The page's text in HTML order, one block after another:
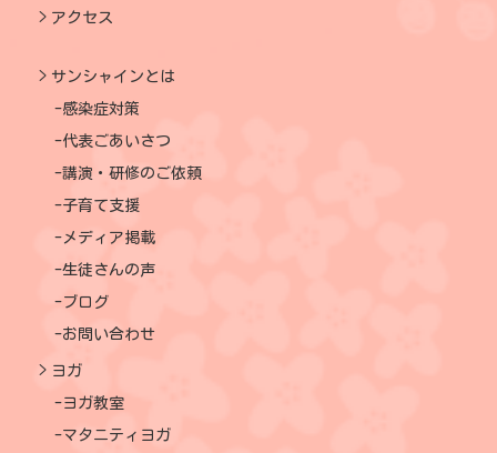
アクセス
サンシャインとは
感染症対策
代表ごあいさつ
講演・研修のご依頼
子育て支援
メディア掲載
生徒さんの声
ブログ
お問い合わせ
ヨガ
ヨガ教室
マタニティヨガ